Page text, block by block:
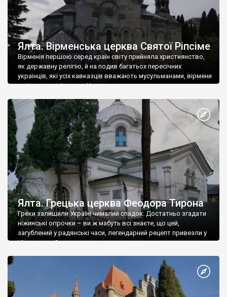
Ялта. Вірменська церква Святої Ріпсіме
Вірменія першою серед країн світу прийняла християнство,
як державну релігію, й на подив багатьох пересічних
українців, які усіх кавказців вважають мусульманами, вірмени
є відданими вірянами Христа
Ялта. Грецька церква Феодора Тирона
Греки залишили Україні чималий спадок. Достатньо згадати
ніжинські огірочки – ви ж мабуть всі знаєте, що цей,
загублений у радянські часи, легендарний рецепт привезли у
Ніжин греки?